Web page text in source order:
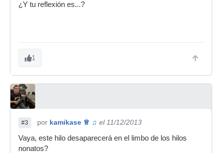
¿Y tu reflexión es...?
1
#3 por kamikase ♕ ♫ el 11/12/2013
Vaya, este hilo desaparecerá en el limbo de los hilos
nonatos?